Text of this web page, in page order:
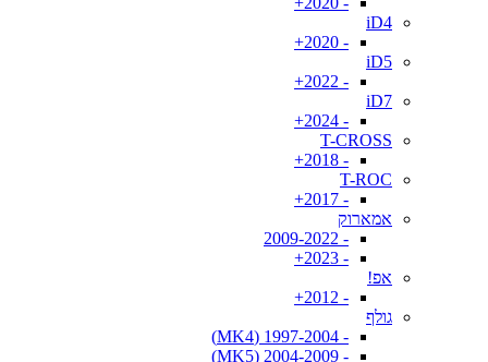
iD4
- 2020+
iD5
- 2022+
iD7
- 2024+
T-CROSS
- 2018+
T-ROC
- 2017+
אמארוק
- 2009-2022
- 2023+
אפ!
- 2012+
גולף
- 1997-2004 (MK4)
- 2004-2009 (MK5)